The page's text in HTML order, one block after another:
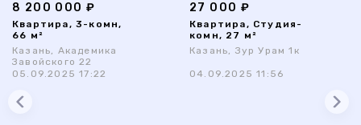
8 200 000 ₽
Квартира, 3-комн,
66 м²
Казань, Академика
Завойского 22
05.09.2025 17:22
27 000 ₽
Квартира, Студия-
комн, 27 м²
Казань, Зур Урам 1к
04.09.2025 11:56